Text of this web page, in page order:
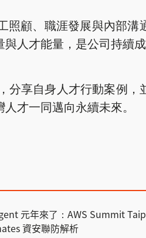
顧、職涯發展與內部溝
人才能量，是公司持續成
分享自身人才行動案例，
才一同邁向永續未來。
元年來了：AWS Summit
資安聯防解析